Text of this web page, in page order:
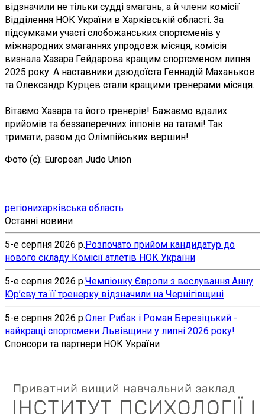
відзначили не тільки судді змагань, а й члени комісії
Відділення НОК України в Харківській області. За
підсумками участі слобожанських спортсменів у
міжнародних змаганнях упродовж місяця, комісія
визнала Хазара Гейдарова кращим спортсменом липня
2025 року. А наставники дзюдоїста Геннадій Маханьков
та Олександр Курцев стали кращими тренерами місяця.
Вітаємо Хазара та його тренерів! Бажаємо вдалих
прийомів та беззаперечних іппонів на татамі! Так
тримати, разом до Олімпійських вершин!
Фото (с): European Judo Union
регіонихарківська область
Останні новини
5-е серпня 2026 р.Розпочато прийом кандидатур до
нового складу Комісії атлетів НОК України
5-е серпня 2026 р.Чемпіонку Європи з веслування Анну
Юр’єву та її тренерку відзначили на Чернігівщині
5-е серпня 2026 р.Олег Рибак і Роман Березіцький -
найкращі спортсмени Львівщини у липні 2026 року!
Спонсори та партнери НОК України